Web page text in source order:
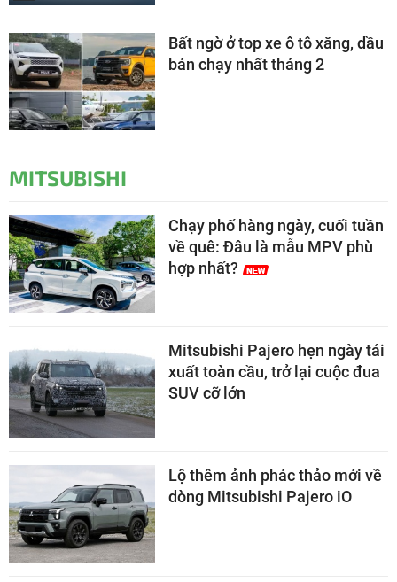
Bất ngờ ở top xe ô tô xăng, dầu
bán chạy nhất tháng 2
MITSUBISHI
Chạy phố hàng ngày, cuối tuần
về quê: Đâu là mẫu MPV phù
hợp nhất?
Mitsubishi Pajero hẹn ngày tái
xuất toàn cầu, trở lại cuộc đua
SUV cỡ lớn
Lộ thêm ảnh phác thảo mới về
dòng Mitsubishi Pajero iO